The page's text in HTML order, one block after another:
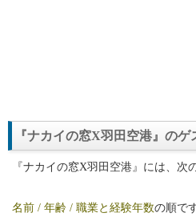
『ナカイの窓X羽田空港』のゲ
『ナカイの窓X羽田空港』には、次
名前 / 年齢 / 職業と経験年数の順で